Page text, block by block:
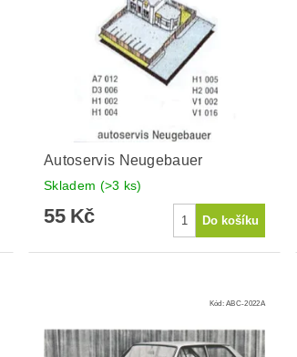
Autoservis Neugebauer
Skladem (>3 ks)
55 Kč
Kód:ABC-2022A